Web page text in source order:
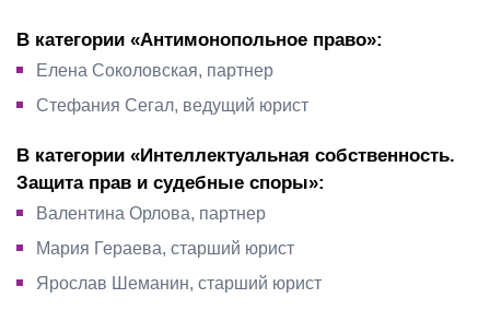
В категории «Антимонопольное право»:
Елена Соколовская, партнер
Стефания Сегал, ведущий юрист
В категории «Интеллектуальная собственность.
Защита прав и судебные споры»:
Валентина Орлова, партнер
Мария Гераева, старший юрист
Ярослав Шеманин, старший юрист